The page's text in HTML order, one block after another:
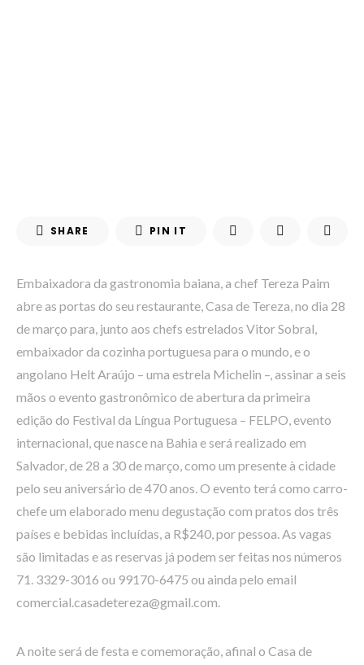
SHARE PIN IT
Embaixadora da gastronomia baiana, a chef Tereza Paim
abre as portas do seu restaurante, Casa de Tereza, no dia 28
de março para, junto aos chefs estrelados Vitor Sobral,
embaixador da cozinha portuguesa para o mundo, e o
angolano Helt Araújo – uma estrela Michelin –, assinar a seis
mãos o evento gastronômico de abertura da primeira
edição do Festival da Língua Portuguesa – FELPO, evento
internacional, que nasce na Bahia e será realizado em
Salvador, de 28 a 30 de março, como um presente à cidade
pelo seu aniversário de 470 anos. O evento terá como carro-
chefe um elaborado menu degustação com pratos dos três
países e bebidas incluídas, a R$240, por pessoa. As vagas
são limitadas e as reservas já podem ser feitas nos números
71. 3329-3016 ou 99170-6475 ou ainda pelo email
comercial.casadetereza@gmail.com.
A noite será de festa e comemoração, afinal o Casa de